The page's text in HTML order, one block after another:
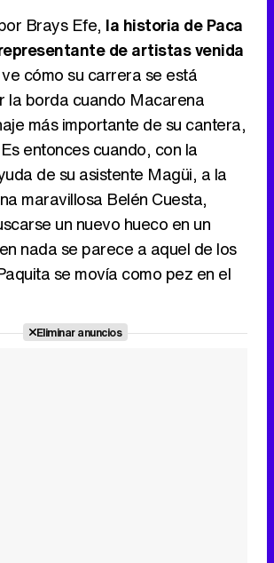
Brays Efe, la historia de Paca
de artistas venida
cómo su carrera se está
la borda cuando Macarena
más importante de su cantera,
entonces cuando, con la
de su asistente Magüi, a la
maravillosa Belén Cuesta,
un nuevo hueco en un
nada se parece a aquel de los
se movía como pez en el
Eliminar anuncios